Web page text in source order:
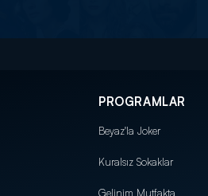
PROGRAMLAR
Beyaz'la Joker
Kuralsız Sokaklar
Gelinim Mutfakta